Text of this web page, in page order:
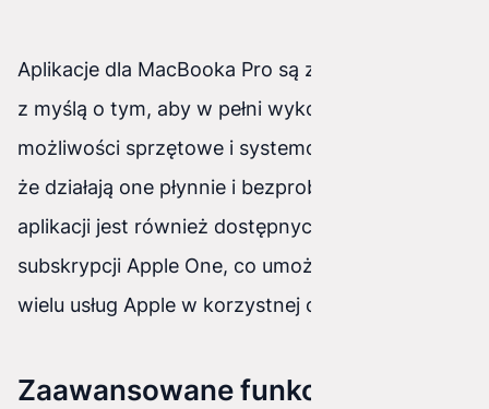
Aplikacje dla MacBooka Pro są zwykle tworzone
z myślą o tym, aby w pełni wykorzystać
możliwości sprzętowe i systemowe, co oznacza,
że działają one płynnie i bezproblemowo. Wiele
aplikacji jest również dostępnych w ramach
subskrypcji Apple One, co umożliwia dostęp do
wielu usług Apple w korzystnej cenie.
Zaawansowane funkcje i